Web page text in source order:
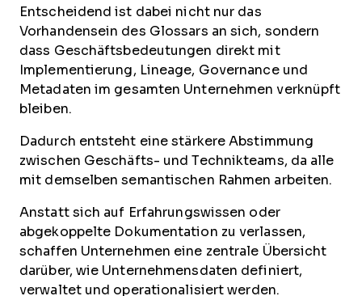
Entscheidend ist dabei nicht nur das
Vorhandensein des Glossars an sich, sondern
dass Geschäftsbedeutungen direkt mit
Implementierung, Lineage, Governance und
Metadaten im gesamten Unternehmen verknüpft
bleiben.
Dadurch entsteht eine stärkere Abstimmung
zwischen Geschäfts- und Technikteams, da alle
mit demselben semantischen Rahmen arbeiten.
Anstatt sich auf Erfahrungswissen oder
abgekoppelte Dokumentation zu verlassen,
schaffen Unternehmen eine zentrale Übersicht
darüber, wie Unternehmensdaten definiert,
verwaltet und operationalisiert werden.